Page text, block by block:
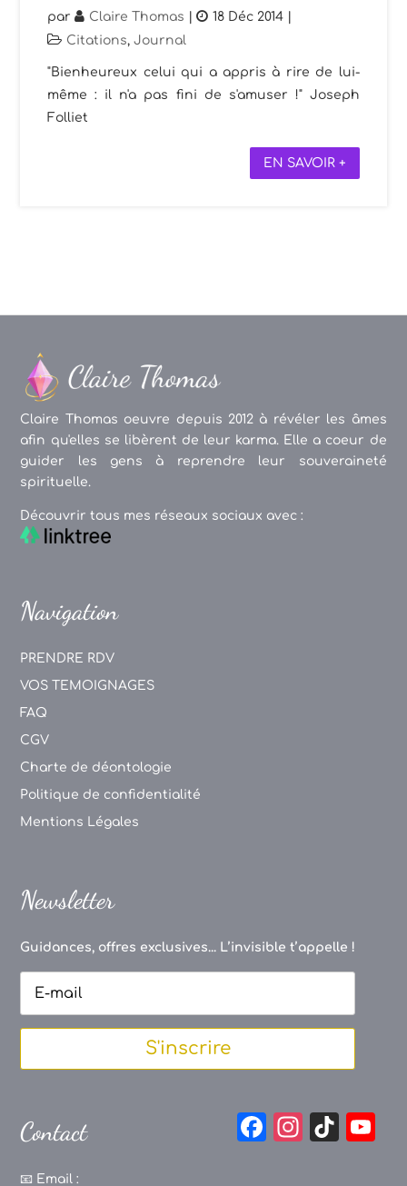
par Claire Thomas | 18 Déc 2014 |
Citations,Journal
"Bienheureux celui qui a appris à rire de lui-
même : il n'a pas fini de s'amuser !" Joseph
Folliet
EN SAVOIR +
Claire Thomas oeuvre depuis 2012 à révéler les âmes
afin qu'elles se libèrent de leur karma. Elle a coeur de
guider les gens à reprendre leur souveraineté
spirituelle.
Découvrir tous mes réseaux sociaux avec :
Navigation
PRENDRE RDV
VOS TEMOIGNAGES
FAQ
CGV
Charte de déontologie
Politique de confidentialité
Mentions Légales
Newsletter
Guidances, offres exclusives... L’invisible t’appelle !
S'inscrire
Contact
📧 Email :
F
In Ti